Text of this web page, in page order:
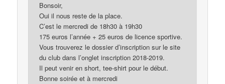
Bonsoir,
Oui il nous reste de la place.
C’est le mercredi de 18h30 à 19h30
175 euros l’année + 25 euros de licence sportive.
Vous trouverez le dossier d’inscription sur le site
du club dans l’onglet inscription 2018-2019.
Il peut venir en short, tee-shirt pour le début.
Bonne soirée et à mercredi